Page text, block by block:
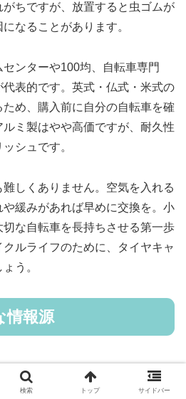
ちですが、放置すると虫ゴムが
なることがあります。
ンターや100均、自転車専門
表的です。英式・仏式・米式の
め、購入前に自分の自転車を確
ミ製はやや高価ですが、耐久性
シュです。
しくありません。空気を入れる
緩みがあれば早めに交換を。小
な自転車を長持ちさせる第一歩
ルライフのために、タイヤキャ
う。
情報源
ト（交通ルール・安全利用）
交通法など）
検索 トップ サイドバー